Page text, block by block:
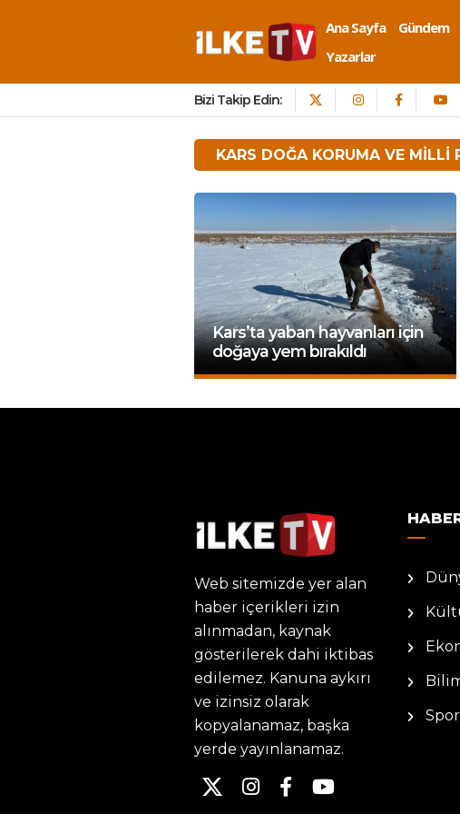
Ana Sayfa Gündem
Yazarlar
Bizi Takip Edin:
KARS DOĞA KORUMA VE MILLI
Kars’ta yaban hayvanları için
doğaya yem bırakıldı
Web sitemizde yer alan
haber içerikleri izin
alınmadan, kaynak
gösterilerek dahi iktibas
edilemez. Kanuna aykırı
ve izinsiz olarak
kopyalanamaz, başka
yerde yayınlanamaz.
Spor